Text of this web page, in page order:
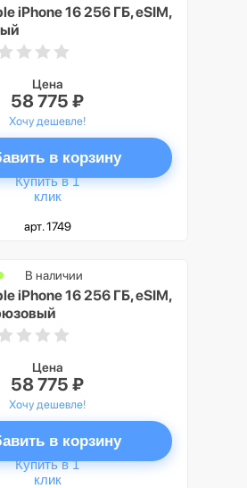
iPhone 16 256 ГБ, eSIM,
Цена
58 775 ₽
Хочу дешевле!
в корзину
Купить в 1
клик
арт. 1749
iPhone 16 256 ГБ, eSIM,
В наличии
Цена
58 775 ₽
Хочу дешевле!
в корзину
Купить в 1
клик